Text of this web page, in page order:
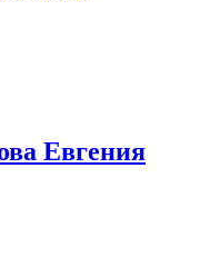
Евгения